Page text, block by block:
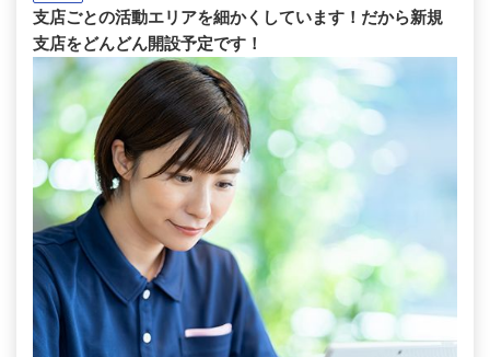
支店ごとの活動エリアを細かくしています！だから新規
支店をどんどん開設予定です！